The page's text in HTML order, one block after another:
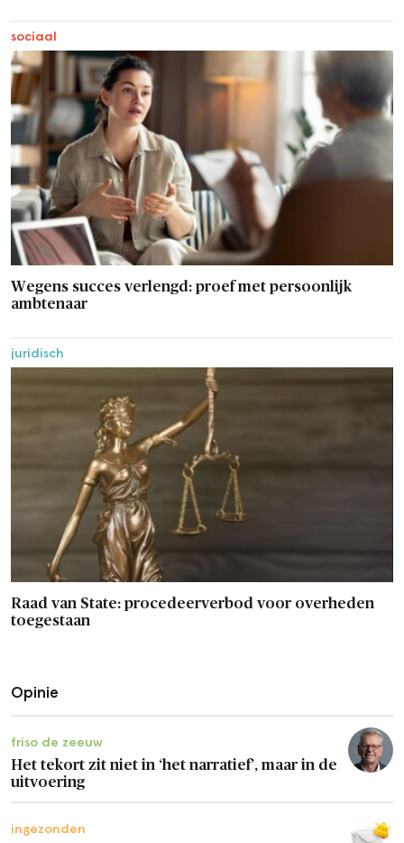
sociaal
Wegens succes verlengd: proef met persoonlijk
ambtenaar
juridisch
Raad van State: procedeerverbod voor overheden
toegestaan
Opinie
friso de zeeuw
Het tekort zit niet in ‘het narratief’, maar in de
uitvoering
ingezonden